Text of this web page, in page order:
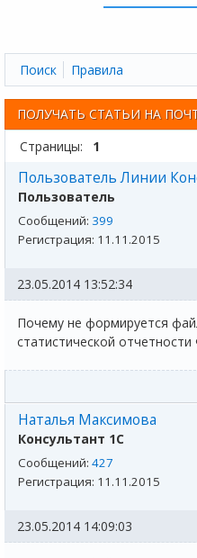
Поиск Правила
ПОЛУЧАТЬ СТАТЬИ НА
Страницы:
1
Пользователь Линии
Пользователь
Сообщений: 399
Регистрация: 11.11.2015
23.05.2014 13:52:34
Почему не формируется
статистической
Наталья Максимова
Консультант 1С
Сообщений: 427
Регистрация: 11.11.2015
23.05.2014 14:09:03